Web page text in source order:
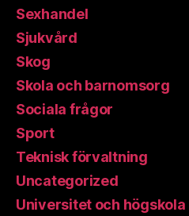
Sexhandel
Sjukvård
Skog
Skola och barnomsorg
Sociala frågor
Sport
Teknisk förvaltning
Uncategorized
Universitet och högskola